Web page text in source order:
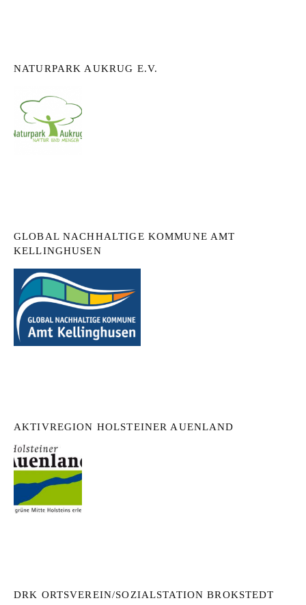
NATURPARK AUKRUG E.V.
GLOBAL NACHHALTIGE KOMMUNE AMT
KELLINGHUSEN
AKTIVREGION HOLSTEINER AUENLAND
DRK ORTSVEREIN/SOZIALSTATION BROKSTEDT